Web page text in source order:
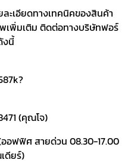
ะเอียดทางเทคนิคของสินค้า
เพิ่มเติม ติดต่อทางบริษัทฟอร์
งนี้
(คุณโจ)
อฟฟิศ สายด่วน 08.30-17.00
ดียร์)